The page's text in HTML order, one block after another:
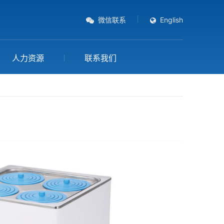
微信联系 English
人力资源 联系我们